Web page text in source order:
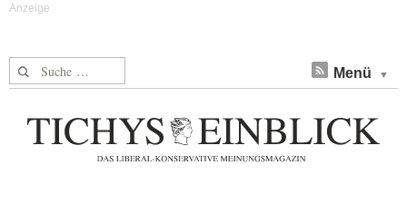
Suche nach: Menü